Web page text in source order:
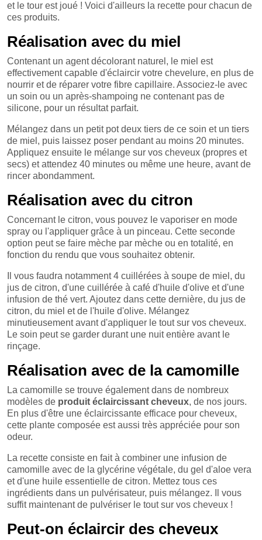
et le tour est joué ! Voici d'ailleurs la recette pour chacun de
ces produits.
Réalisation avec du miel
Contenant un agent décolorant naturel, le miel est
effectivement capable d'éclaircir votre chevelure, en plus de
nourrir et de réparer votre fibre capillaire. Associez-le avec
un soin ou un après-shampoing ne contenant pas de
silicone, pour un résultat parfait.
Mélangez dans un petit pot deux tiers de ce soin et un tiers
de miel, puis laissez poser pendant au moins 20 minutes.
Appliquez ensuite le mélange sur vos cheveux (propres et
secs) et attendez 40 minutes ou même une heure, avant de
rincer abondamment.
Réalisation avec du citron
Concernant le citron, vous pouvez le vaporiser en mode
spray ou l'appliquer grâce à un pinceau. Cette seconde
option peut se faire mèche par mèche ou en totalité, en
fonction du rendu que vous souhaitez obtenir.
Il vous faudra notamment 4 cuillérées à soupe de miel, du
jus de citron, d'une cuillérée à café d'huile d'olive et d'une
infusion de thé vert. Ajoutez dans cette dernière, du jus de
citron, du miel et de l'huile d'olive. Mélangez
minutieusement avant d'appliquer le tout sur vos cheveux.
Le soin peut se garder durant une nuit entière avant le
rinçage.
Réalisation avec de la camomille
La camomille se trouve également dans de nombreux
modèles de produit éclaircissant cheveux, de nos jours.
En plus d'être une éclaircissante efficace pour cheveux,
cette plante composée est aussi très appréciée pour son
odeur.
La recette consiste en fait à combiner une infusion de
camomille avec de la glycérine végétale, du gel d'aloe vera
et d'une huile essentielle de citron. Mettez tous ces
ingrédients dans un pulvérisateur, puis mélangez. Il vous
suffit maintenant de pulvériser le tout sur vos cheveux !
Peut-on éclaircir des cheveux